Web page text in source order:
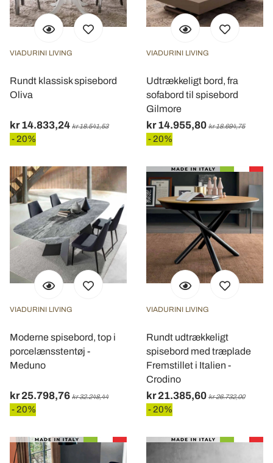
VIADURINI LIVING
Rundt klassisk spisebord
Oliva
kr 14.833,24 kr 18.541,53
- 20%
VIADURINI LIVING
Udtrækkeligt bord, fra
sofabord til spisebord
Gilmore
kr 14.955,80 kr 18.694,75
- 20%
VIADURINI LIVING
Moderne spisebord, top i
porcelænsstentøj -
Meduno
kr 25.798,76 kr 32.248,44
- 20%
VIADURINI LIVING
Rundt udtrækkeligt
spisebord med træplade
Fremstillet i Italien -
Crodino
kr 21.385,60 kr 26.732,00
- 20%